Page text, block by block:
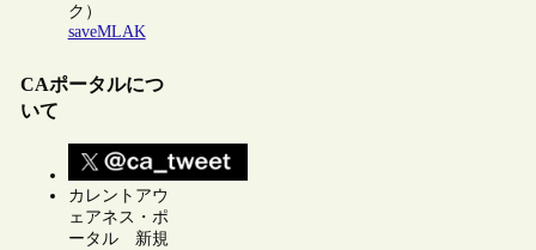
ク）
saveMLAK
CAポータルにつ
いて
カレントアウ
ェアネス・ポ
ータル 新規